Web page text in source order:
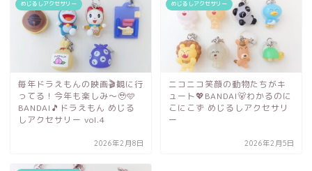
めじるしアクセサリー
毎年ドラえもんの映画🎬観に行
ってる！今年も楽しみ～🥹🩵
BANDAI🎵ドラえもん めじる
しアクセサリー vol.4
2026年2月8日
めじるしアクセサリー
ニコニコ笑顔の動物たちがキ
ュート💖BANDAI🐻わかるのに
こにこず めじるしアクセサリ
ー
2026年2月5日